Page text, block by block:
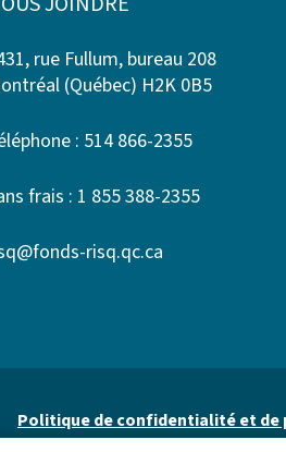
rue Fullum, bureau 208
(Québec) H2K 0B5
: 514 866-2355
frais : 1 855 388-2355
risq.qc.ca
Politique de confidentialité et